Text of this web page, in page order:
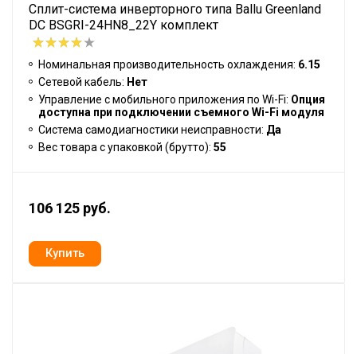
Сплит-система инверторного типа Ballu Greenland
DC BSGRI-24HN8_22Y комплект
Номинальная производительность охлаждения: 6.15
Сетевой кабель: Нет
Управление c мобильного приложения по Wi-Fi: Опция
доступна при подключении съемного Wi-Fi модуля
Система самодиагностики неисправности: Да
Вес товара с упаковкой (брутто): 55
106 125 руб.